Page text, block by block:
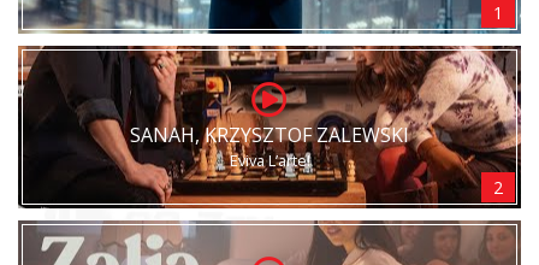
1
SANAH, KRZYSZTOF ZALEWSKI
Eviva L’arte!
2